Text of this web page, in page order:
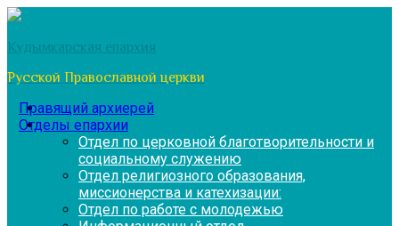
Перейти
содержимому
Кудымкарская епархия
Русской Православной церкви
Правящий архиерей
Отделы епархии
Отдел по церковной благотворительности и
социальному служению
Отдел религиозного образования,
миссионерства и катехизации:
Отдел по работе с молодежью